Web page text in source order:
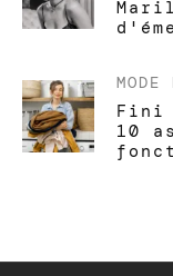
Fini
10